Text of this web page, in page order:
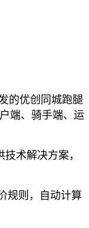
的优创同城跑腿
端、骑手端、运
术解决方案，
规则，自动计算